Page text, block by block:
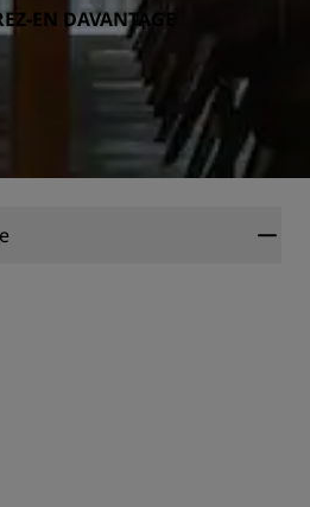
EN DAVANTAGE